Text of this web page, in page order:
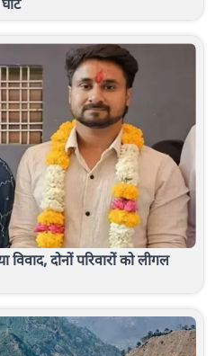
दोनों परिवारों को लीगल